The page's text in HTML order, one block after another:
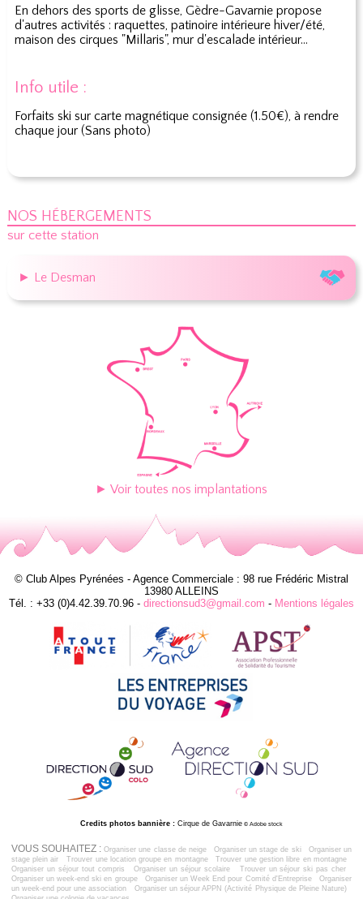
En dehors des sports de glisse, Gèdre-Gavarnie propose
d'autres activités : raquettes, patinoire intérieure hiver/été,
maison des cirques "Millaris", mur d'escalade intérieur...
Info utile :
Forfaits ski sur carte magnétique consignée (1.50€), à rendre
chaque jour (Sans photo)
NOS HÉBERGEMENTS
sur cette station
► Le Desman
► Voir toutes nos implantations
© Club Alpes Pyrénées - Agence Commerciale : 98 rue Frédéric Mistral
13980 ALLEINS
Tél. : +33 (0)4.42.39.70.96 - directionsud3@gmail.com - Mentions légales
Credits photos bannière : Cirque de Gavarnie© Adobe stock
VOUS SOUHAITEZ :Organiser une classe de neige Organiser un stage de ski
Organiser un
stage plein air
Trouver une location groupe en montagne
Trouver une gestion libre en montagne
Organiser un séjour tout compris
Organiser un séjour scolaire
Trouver un séjour ski pas cher
Organiser un week-end ski en groupe
Organiser un Week End pour Comité d'Entreprise
Organiser
un week-end pour une association
Organiser un séjour APPN (Activité Physique de Pleine Nature)